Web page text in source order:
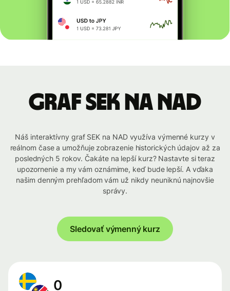
graf SEK na NAD
Náš interaktívny graf SEK na NAD využíva výmenné kurzy v
reálnom čase a umožňuje zobrazenie historických údajov až za
posledných 5 rokov. Čakáte na lepší kurz? Nastavte si teraz
upozornenie a my vám oznámime, keď bude lepší. A vďaka
našim denným prehľadom vám už nikdy neuniknú najnovšie
správy.
Sledovať výmenný kurz
0